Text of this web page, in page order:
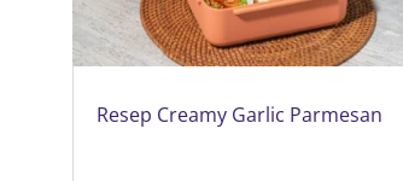
Resep Creamy Garlic Parmesan